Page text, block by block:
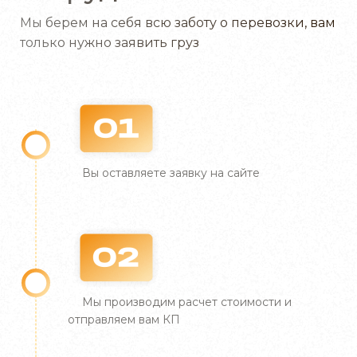
Шиппинг»
доставки. Предлагаем оперативное
оформление импортных и экспортных товаров,
гарантируя соответствие процедур
законодательным требованиям. Наши услуги
включают:
таможенное оформление в сжатые сроки с
гарантией;
удаленное оформление экспортных грузов;
подготовку и оформление разрешительных
документов;
Мы берем на себя всю заботу о перевозки, вам
только нужно заявить груз
Вы оставляете заявку на сайте
Мы производим расчет стоимости и
отправляем вам КП